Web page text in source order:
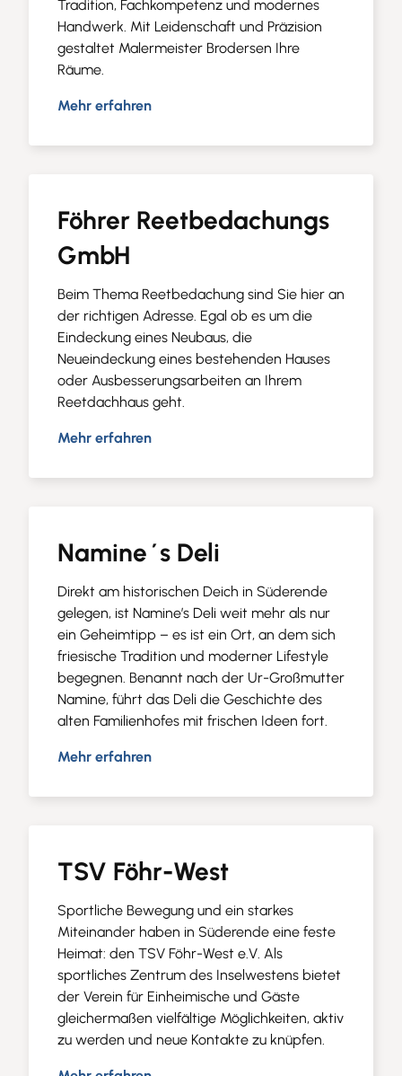
Tradition, Fachkompetenz und modernes
Handwerk. Mit Leidenschaft und Präzision
gestaltet Malermeister Brodersen Ihre
Räume.
Mehr erfahren
Föhrer Reetbedachungs
GmbH
Beim Thema Reetbedachung sind Sie hier an
der richtigen Adresse. Egal ob es um die
Eindeckung eines Neubaus, die
Neueindeckung eines bestehenden Hauses
oder Ausbesserungsarbeiten an Ihrem
Reetdachhaus geht.
Mehr erfahren
Namine´s Deli
Direkt am historischen Deich in Süderende
gelegen, ist Namine’s Deli weit mehr als nur
ein Geheimtipp – es ist ein Ort, an dem sich
friesische Tradition und moderner Lifestyle
begegnen. Benannt nach der Ur-Großmutter
Namine, führt das Deli die Geschichte des
alten Familienhofes mit frischen Ideen fort.
Mehr erfahren
TSV Föhr-West
Sportliche Bewegung und ein starkes
Miteinander haben in Süderende eine feste
Heimat: den TSV Föhr-West e.V. Als
sportliches Zentrum des Inselwestens bietet
der Verein für Einheimische und Gäste
gleichermaßen vielfältige Möglichkeiten, aktiv
zu werden und neue Kontakte zu knüpfen.